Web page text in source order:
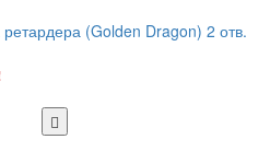
(Golden Dragon) 2 отв.